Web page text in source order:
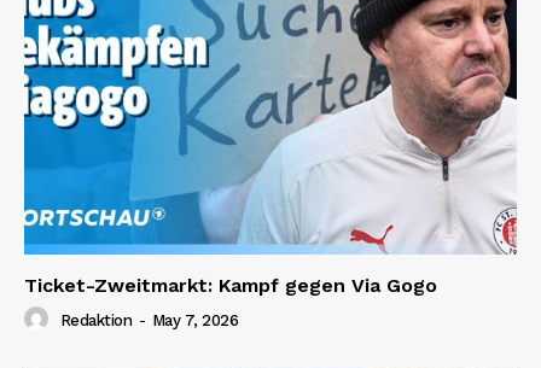
Ticket-Zweitmarkt: Kampf gegen Via Gogo
Redaktion - May 7, 2026